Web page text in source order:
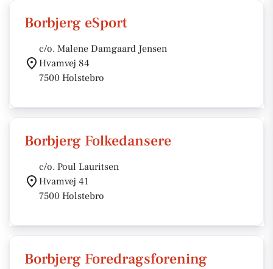
Borbjerg eSport
c/o. Malene Damgaard Jensen
Hvamvej 84
7500 Holstebro
Borbjerg Folkedansere
c/o. Poul Lauritsen
Hvamvej 41
7500 Holstebro
Borbjerg Foredragsforening